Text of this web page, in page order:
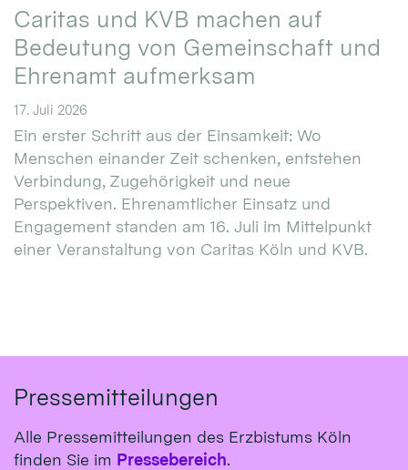
Caritas und KVB machen auf
Bedeutung von Gemeinschaft und
Ehrenamt aufmerksam
17. Juli 2026
Ein erster Schritt aus der Einsamkeit: Wo
Menschen einander Zeit schenken, entstehen
Verbindung, Zugehörigkeit und neue
Perspektiven. Ehrenamtlicher Einsatz und
Engagement standen am 16. Juli im Mittelpunkt
einer Veranstaltung von Caritas Köln und KVB.
Pressemitteilungen
Alle Pressemitteilungen des Erzbistums Köln
finden Sie im Pressebereich.